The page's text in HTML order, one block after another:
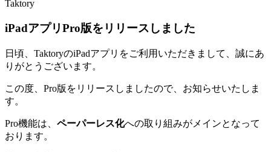
Taktory
iPadアプリPro版をリリースしました
日頃、TaktoryのiPadアプリをご利用いただきまして、誠にあ
りがとうございます。
この度、Pro版をリリースしましたので、お知らせいたしま
す。
Pro機能は、 ペーパーレス化への取り組みがメインとなって
おります。